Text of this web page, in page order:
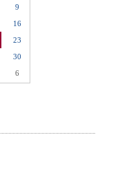
9
16
23
30
6